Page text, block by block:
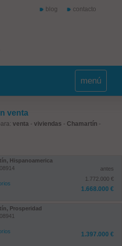
blog contacto
menú
venta
venta - viviendas - Chamartín -
Hispanoamerica
antes
1.772.000 €
1.668.000 €
Prosperidad
1.397.000 €